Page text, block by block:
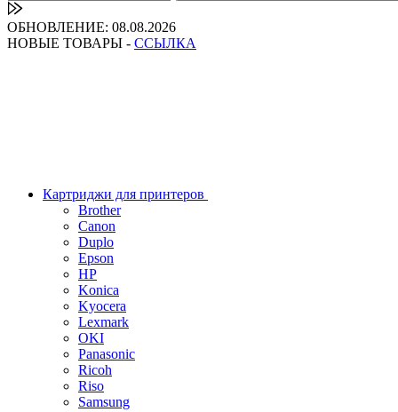
ОБНОВЛЕНИЕ: 08.08.2026
НОВЫЕ ТОВАРЫ - ССЫЛКА
Картриджи для принтеров
Brother
Canon
Duplo
Epson
HP
Konica
Kyocera
Lexmark
OKI
Panasonic
Ricoh
Riso
Samsung